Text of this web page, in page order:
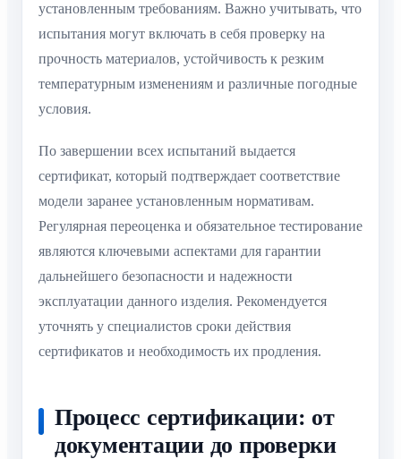
установленным требованиям. Важно учитывать, что
испытания могут включать в себя проверку на
прочность материалов, устойчивость к резким
температурным изменениям и различные погодные
условия.
По завершении всех испытаний выдается
сертификат, который подтверждает соответствие
модели заранее установленным нормативам.
Регулярная переоценка и обязательное тестирование
являются ключевыми аспектами для гарантии
дальнейшего безопасности и надежности
эксплуатации данного изделия. Рекомендуется
уточнять у специалистов сроки действия
сертификатов и необходимость их продления.
Процесс сертификации: от
документации до проверки